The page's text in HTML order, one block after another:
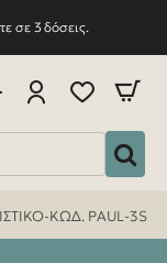
σε 3 δόσεις.
ΚΩΔ. PAUL-3S